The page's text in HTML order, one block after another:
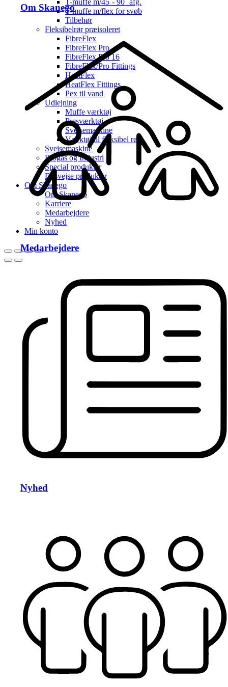
Om Skanego
Medarbejdere
Nyhed
T-muffe m/flex for svøb
Tilbehør
Fleksibelrør præisoleret
FibreFlex
FibreFlex Pro
FibreFlex Pro 16
FibreFlex/Pro Fittings
HeatFlex
HeatFlex Fittings
Pex til vand
Udlejning
Muffe værktøj
Presværktøj
Svejsemaskine
Værktøj til fleksibel rør
Svejsemaskine
Biogas og Industri
Special produkter
El-svejse produkter
Om Skanego
Om Skanego
Karriere
Medarbejdere
Nyhed
Min konto